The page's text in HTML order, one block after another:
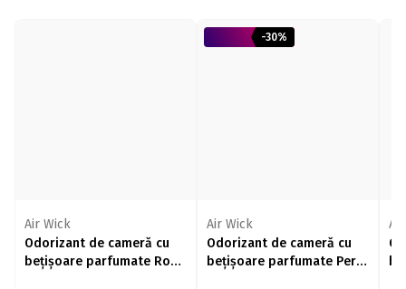
Air Wick
Odorizant de cameră cu
bețișoare parfumate Roua
-30%
Air Wick
Odorizant de cameră cu
bețișoare parfumate Pere